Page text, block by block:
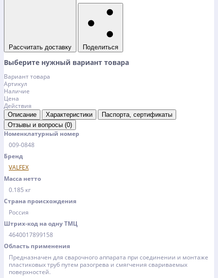
Рассчитать доставку Поделиться
Выберите нужный вариант товара
Вариант товара
Артикул
Наличие
Цена
Действия
Описание Характеристики
Паспорта, сертификаты
Отзывы и вопросы (0)
Номенклатурный номер
009-0848
Бренд
VALFEX
Масса нетто
0.185 кг
Страна происхождения
Россия
Штрих-код на одну ТМЦ
4640017899158
Область применения
Предназначен для сварочного аппарата при соединении и монтаже
пластиковых труб путем разогрева и смягчения свариваемых
поверхностей.